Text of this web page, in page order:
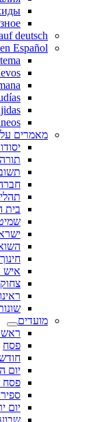
deutsch
Español
מאמרים על
בית
חינוך
איש
צחוק
מועדים
ראש
פסח
יום
פסח
יום